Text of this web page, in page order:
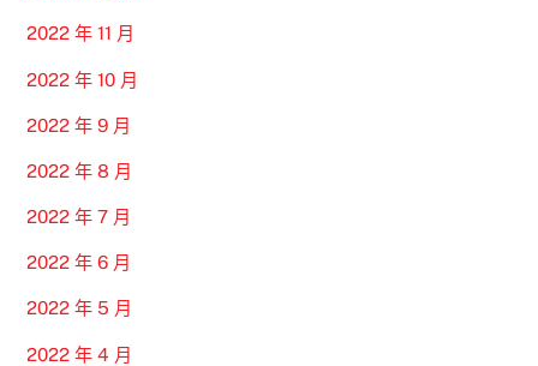
2022 年 11 月
2022 年 10 月
2022 年 9 月
2022 年 8 月
2022 年 7 月
2022 年 6 月
2022 年 5 月
2022 年 4 月